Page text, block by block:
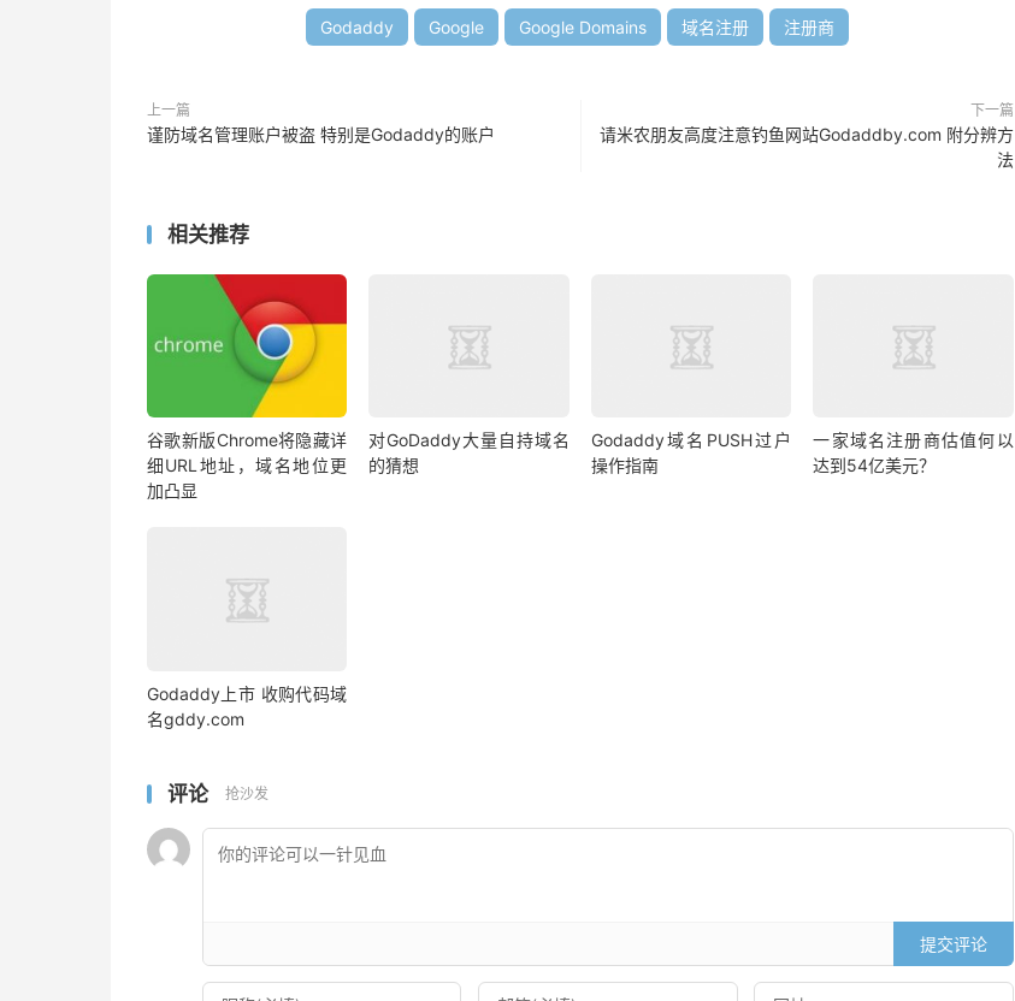
Godaddy Google Google Domains 域名注册 注册商
上一篇
谨防域名管理账户被盗 特别是Godaddy的账户
下一篇
请米农朋友高度注意钓鱼网站Godaddby.com 附分辨方
法
相关推荐
谷歌新版Chrome将隐藏详
细URL地址，域名地位更
加凸显
对GoDaddy大量自持域名
的猜想
Godaddy域名PUSH过户
操作指南
一家域名注册商估值何以
达到54亿美元？
Godaddy上市 收购代码域
名gddy.com
评论 抢沙发
提交评论